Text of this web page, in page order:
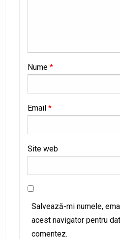
Nume *
Email *
Site web
Salvează-mi numele,
acest navigator pentru
comentez.